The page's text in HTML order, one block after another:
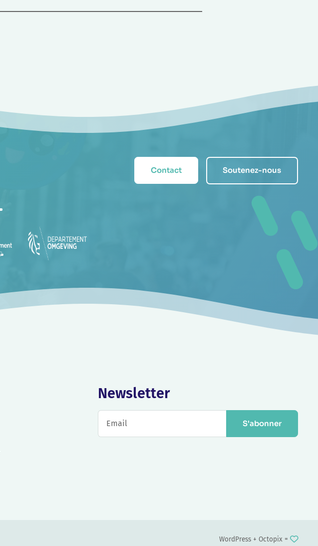
Contact Soutenez-nous
Newsletter
S'abonner
WordPress + Octopix=